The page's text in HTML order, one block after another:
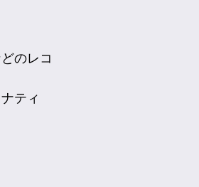
のレコ
ティ